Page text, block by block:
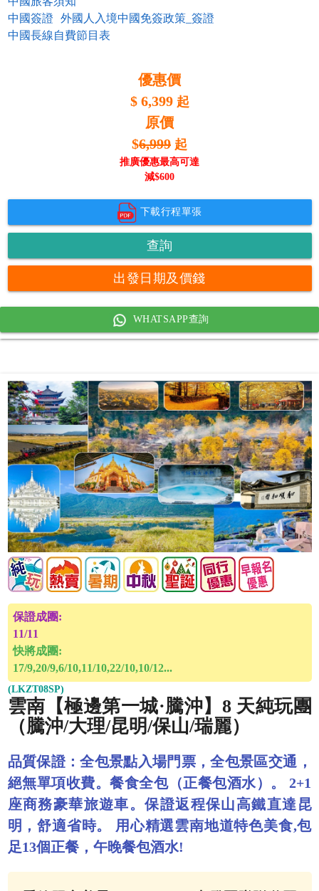
中國簽證
外國人入境中國免簽政策_簽證
中國長線自費節目表
優惠價
$ 6,399 起
原價
$6,999 起
推廣優惠最高可達
減$600
下載行程單張
查詢
出發日期及價錢
WHATSAPP查詢
保證成團:
11/11
快將成團:
17/9,20/9,6/10,11/10,22/10,10/12...
(LKZT08SP)
雲南【極邊第一城·騰沖】8 天純玩團
（騰沖/大理/昆明/保山/瑞麗）
品質保證：全包景點入場門票，全包景區交通，
絕無單項收費。餐食全包（正餐包酒水）。 2+1
座商務豪華旅遊車。保證返程保山高鐵直達昆
明，舒適省時。 用心精選雲南地道特色美食,包
足13個正餐，午晚餐包酒水!